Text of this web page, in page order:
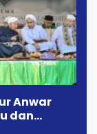
Anwar
dan